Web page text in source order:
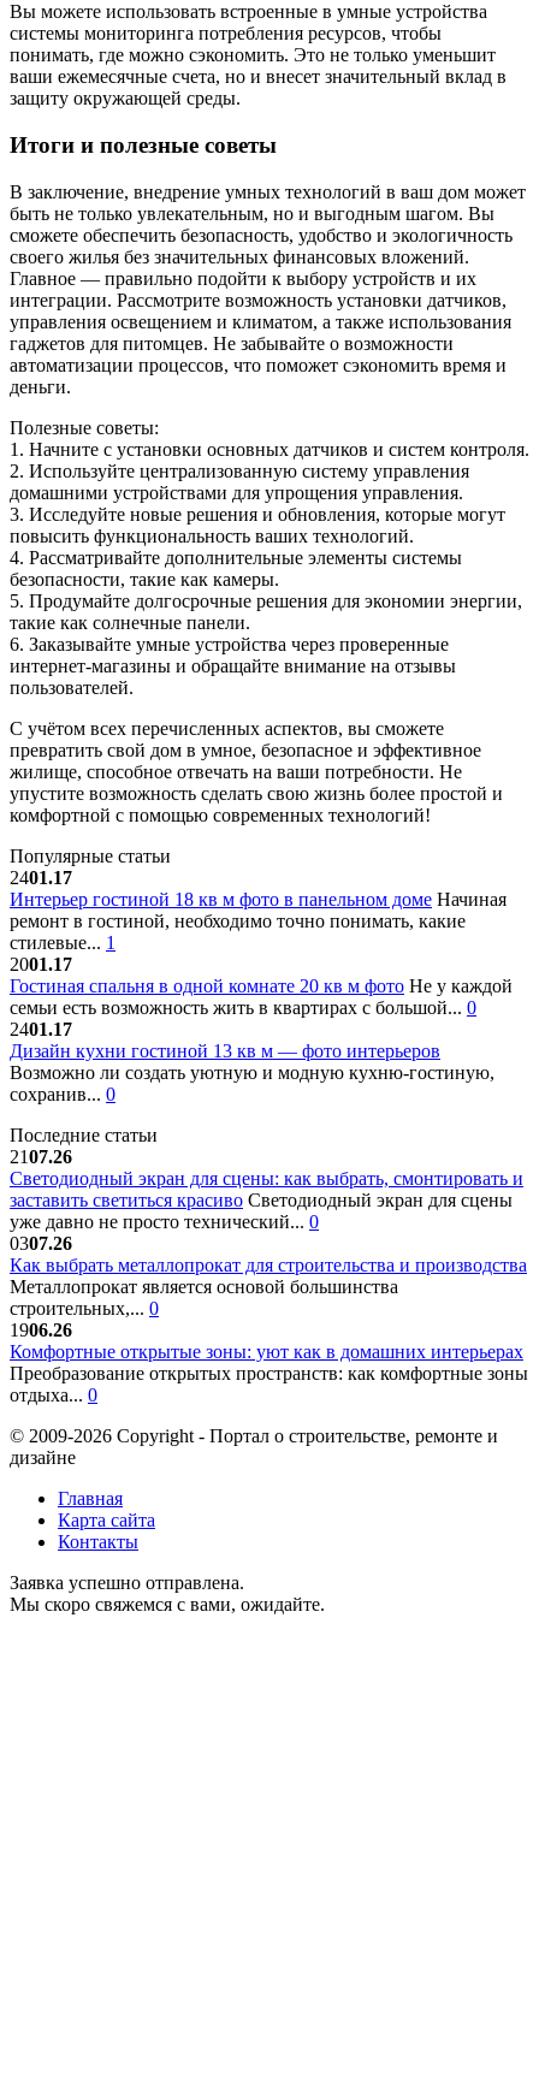
Вы можете использовать встроенные в умные устройства
системы мониторинга потребления ресурсов, чтобы
понимать, где можно сэкономить. Это не только уменьшит
ваши ежемесячные счета, но и внесет значительный вклад в
защиту окружающей среды.
Итоги и полезные советы
В заключение, внедрение умных технологий в ваш дом может
быть не только увлекательным, но и выгодным шагом. Вы
сможете обеспечить безопасность, удобство и экологичность
своего жилья без значительных финансовых вложений.
Главное — правильно подойти к выбору устройств и их
интеграции. Рассмотрите возможность установки датчиков,
управления освещением и климатом, а также использования
гаджетов для питомцев. Не забывайте о возможности
автоматизации процессов, что поможет сэкономить время и
деньги.
Полезные советы:
1. Начните с установки основных датчиков и систем контроля.
2. Используйте централизованную систему управления
домашними устройствами для упрощения управления.
3. Исследуйте новые решения и обновления, которые могут
повысить функциональность ваших технологий.
4. Рассматривайте дополнительные элементы системы
безопасности, такие как камеры.
5. Продумайте долгосрочные решения для экономии энергии,
такие как солнечные панели.
6. Заказывайте умные устройства через проверенные
интернет-магазины и обращайте внимание на отзывы
пользователей.
С учётом всех перечисленных аспектов, вы сможете
превратить свой дом в умное, безопасное и эффективное
жилище, способное отвечать на ваши потребности. Не
упустите возможность сделать свою жизнь более простой и
комфортной с помощью современных технологий!
Популярные статьи
2401.17
Интерьер гостиной 18 кв м фото в панельном доме Начиная
ремонт в гостиной, необходимо точно понимать, какие
стилевые... 1
2001.17
Гостиная спальня в одной комнате 20 кв м фото Не у каждой
семьи есть возможность жить в квартирах с большой... 0
2401.17
Дизайн кухни гостиной 13 кв м — фото интерьеров
Возможно ли создать уютную и модную кухню-гостиную,
сохранив... 0
Последние статьи
2107.26
Светодиодный экран для сцены: как выбрать, смонтировать и
заставить светиться красиво Светодиодный экран для сцены
уже давно не просто технический... 0
0307.26
Как выбрать металлопрокат для строительства и производства
Металлопрокат является основой большинства
строительных,... 0
1906.26
Комфортные открытые зоны: уют как в домашних интерьерах
Преобразование открытых пространств: как комфортные зоны
отдыха... 0
© 2009-2026 Copyright - Портал о строительстве, ремонте и
дизайне
Главная
Карта сайта
Контакты
Заявка успешно отправлена.
Мы скоро свяжемся с вами, ожидайте.